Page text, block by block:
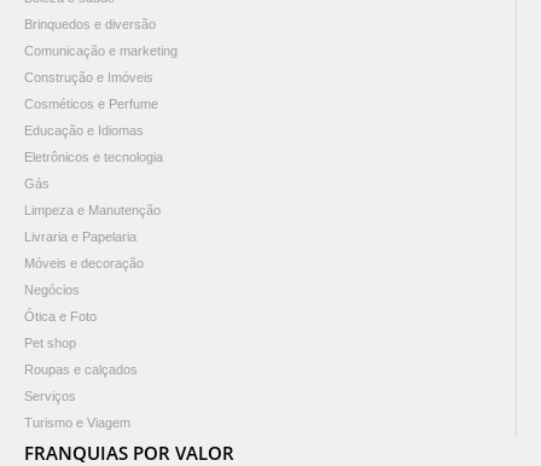
Brinquedos e diversão
Comunicação e marketing
Construção e Imóveis
Cosméticos e Perfume
Educação e Idiomas
Eletrônicos e tecnologia
Gás
Limpeza e Manutenção
Livraria e Papelaria
Móveis e decoração
Negócios
Ótica e Foto
Pet shop
Roupas e calçados
Serviços
Turismo e Viagem
FRANQUIAS POR VALOR